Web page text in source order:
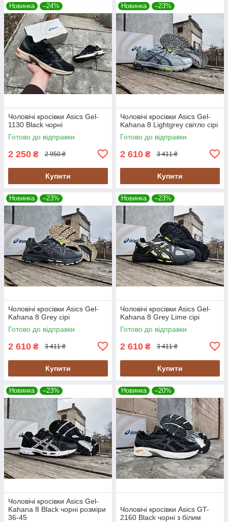
Новинка –24%
Чоловічі кросівки Asics Gel-
1130 Black чорні
Готово до відправки
2 250 ₴ 2 950 ₴
Купити
Новинка –23%
Чоловічі кросівки Asics Gel-
Kahana 8 Lightgrey світло сірі
Готово до відправки
2 610 ₴ 3 411 ₴
Купити
Новинка –23%
Чоловічі кросівки Asics Gel-
Kahana 8 Grey сірі
Готово до відправки
2 610 ₴ 3 411 ₴
Купити
Новинка –23%
Чоловічі кросівки Asics Gel-
Kahana 8 Grey Lime сірі
Готово до відправки
2 610 ₴ 3 411 ₴
Купити
Новинка –23%
Чоловічі кросівки Asics Gel-
Kahana 8 Black чорні розміри
36-45
Новинка –20%
Чоловічі кросівки Asics GT-
2160 Black чорні з білим